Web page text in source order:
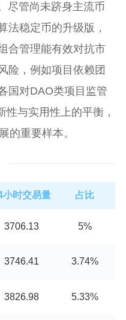
尽管尚未跻身主流币
法稳定币的升级版，
合管理能有效对抗市
险，例如项目依赖团
国对DAO类项目监管
与实用性上的平衡，
的重要样本。
小时交易量 占比
3706.13 5%
3746.41 3.74%
3826.98 5.33%